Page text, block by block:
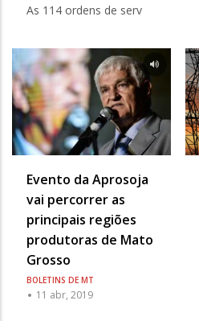
As 114 ordens de serv
Evento da Aprosoja
vai percorrer as
principais regiões
produtoras de Mato
Grosso
BOLETINS DE MT
11 abr, 2019